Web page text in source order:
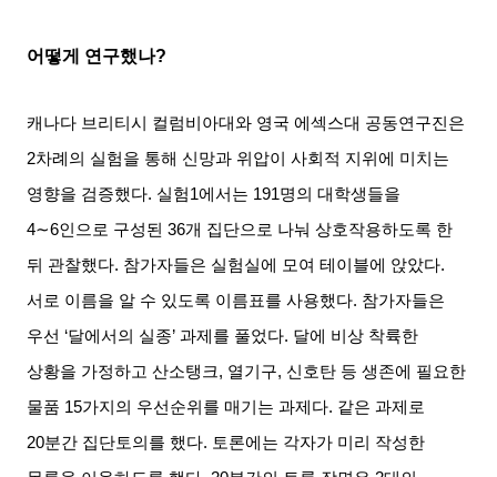
어떻게 연구했나?
캐나다 브리티시 컬럼비아대와 영국 에섹스대 공동연구진은
2차례의 실험을 통해 신망과 위압이 사회적 지위에 미치는
영향을 검증했다. 실험1에서는 191명의 대학생들을
4∼6인으로 구성된 36개 집단으로 나눠 상호작용하도록 한
뒤 관찰했다. 참가자들은 실험실에 모여 테이블에 앉았다.
서로 이름을 알 수 있도록 이름표를 사용했다. 참가자들은
우선 ‘달에서의 실종’과제를 풀었다. 달에 비상 착륙한
상황을 가정하고 산소탱크, 열기구, 신호탄 등 생존에 필요한
물품 15가지의 우선순위를 매기는 과제다. 같은 과제로
20분간 집단토의를 했다. 토론에는 각자가 미리 작성한